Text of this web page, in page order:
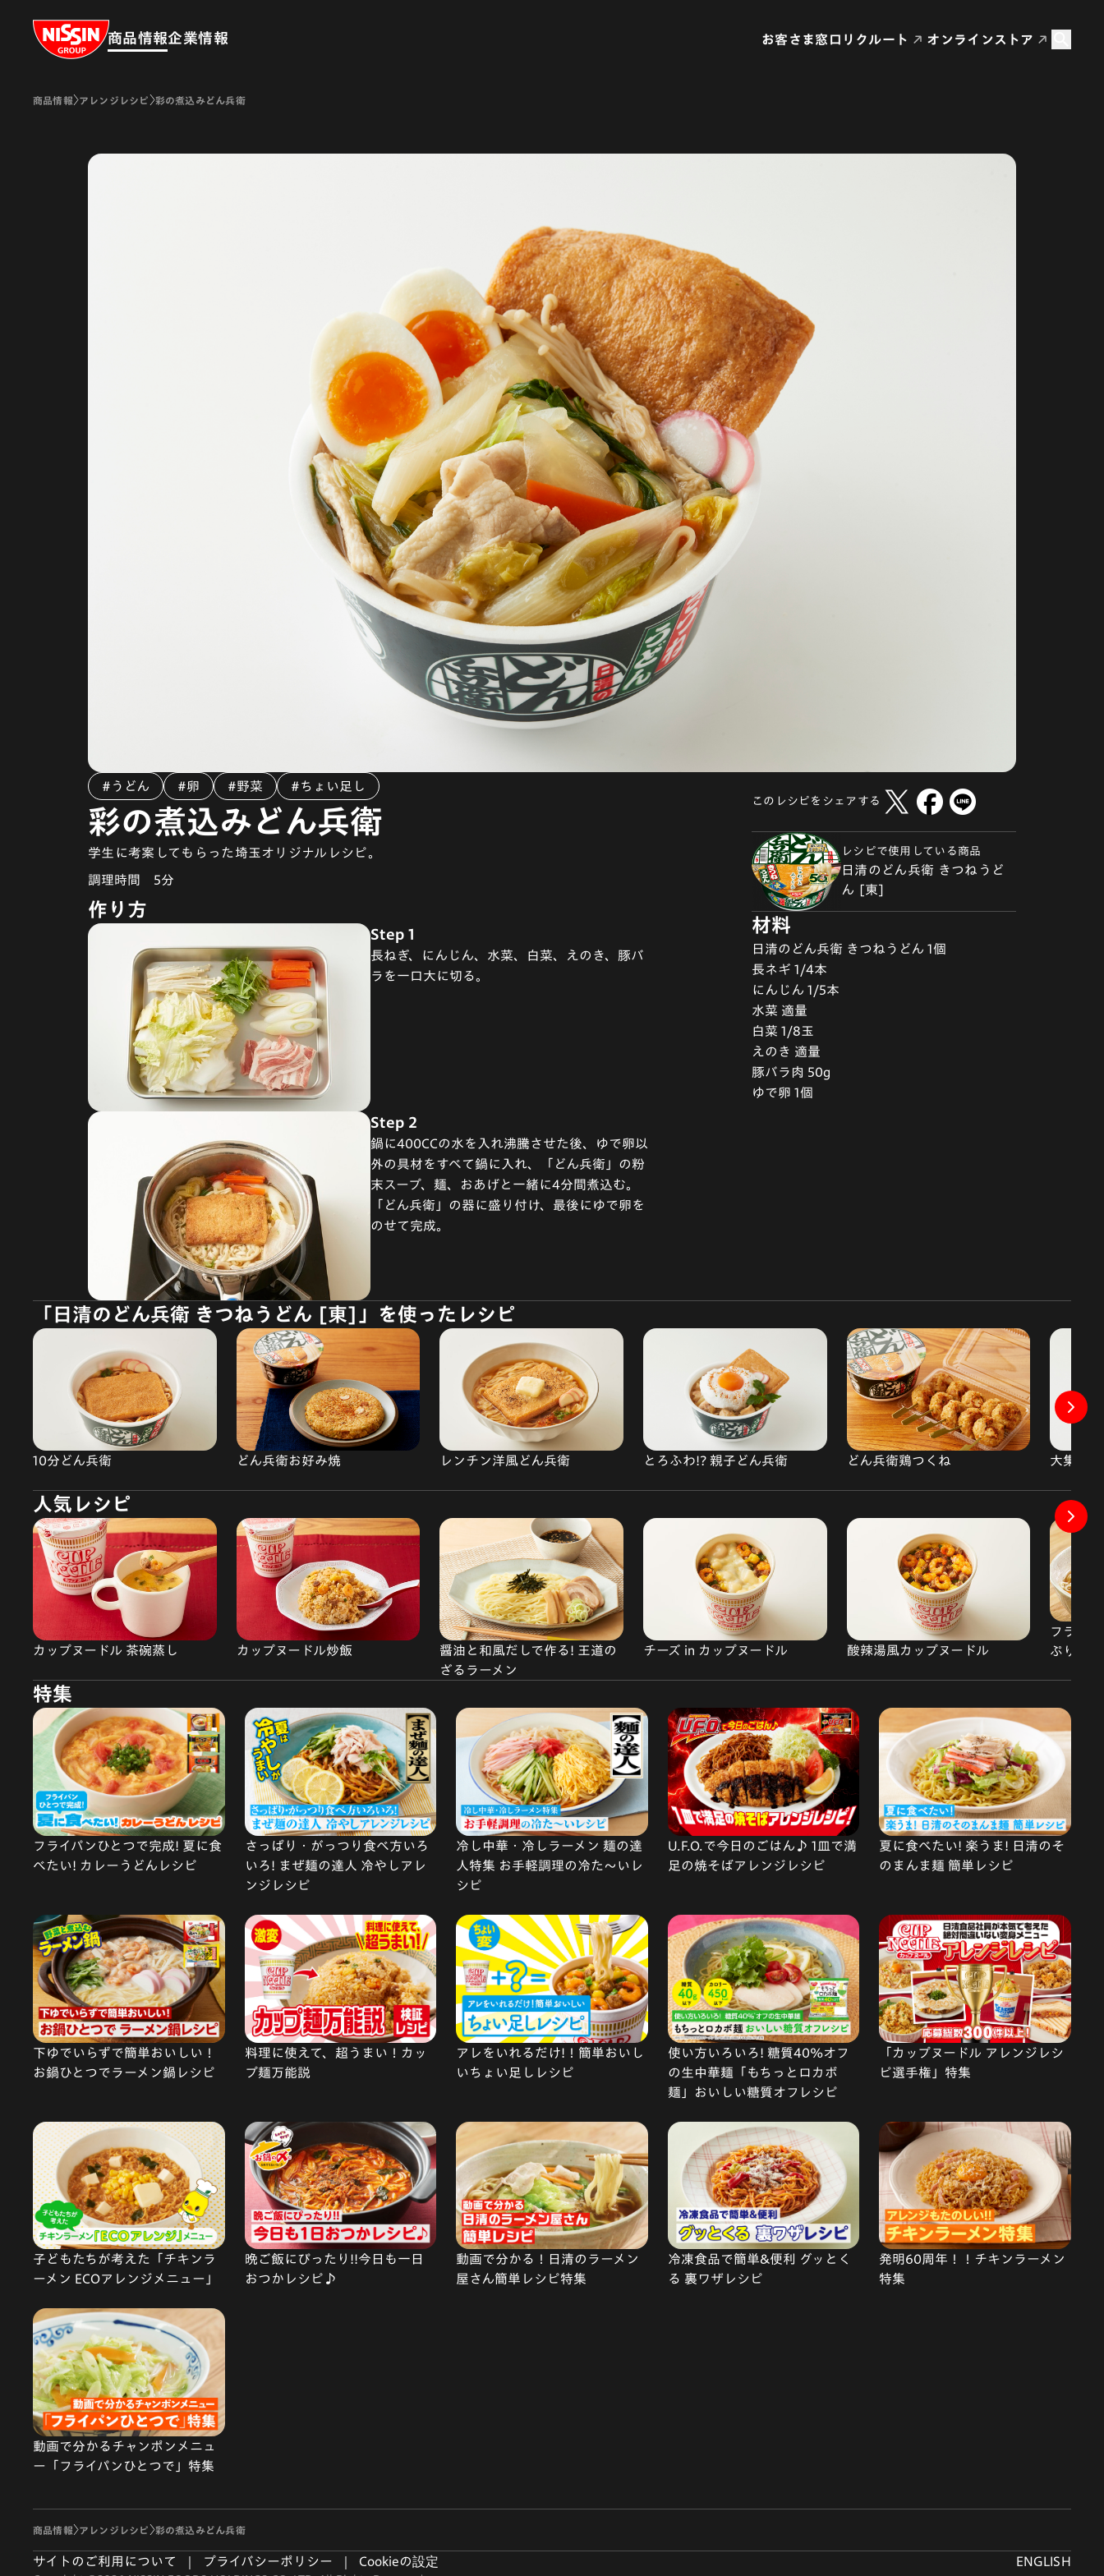
Nissin Group
商品情報企業情報 お客さま窓口 リクルート オンラインストア
商品情報 アレンジレシピ 彩の煮込みどん兵衛
#うどん #卵 #野菜 #ちょい足し
彩の煮込みどん兵衛
学生に考案してもらった埼玉オリジナルレシピ。
調理時間 5分
作り方
Step 1
長ねぎ、にんじん、水菜、白菜、えのき、豚バ
ラを一口大に切る。
Step 2
鍋に400CCの水を入れ沸騰させた後、ゆで卵以
外の具材をすべて鍋に入れ、「どん兵衛」の粉
末スープ、麺、おあげと一緒に4分間煮込む。
「どん兵衛」の器に盛り付け、最後にゆで卵を
のせて完成。
このレシピをシェアする
レシピで使用している商品
日清のどん兵衛 きつねうど
ん [東]
材料
日清のどん兵衛 きつねうどん 1個
長ネギ 1/4本
にんじん 1/5本
水菜 適量
白菜 1/8玉
えのき 適量
豚バラ肉 50g
ゆで卵 1個
「日清のどん兵衛 きつねうどん [東]」を使ったレシピ
10分どん兵衛 どん兵衛お好み焼 レンチン洋風どん兵衛 とろふわ!? 親子どん兵衛 どん兵衛鶏つくね 大集合!
人気レシピ
カップヌードル 茶碗蒸し カップヌードル炒飯
醤油と和風だしで作る! 王道の
ざるラーメン
チーズ in カップヌードル 酸辣湯風カップヌードル
フライ
ぷりラ
特集
フライパンひとつで完成! 夏に食
べたい! カレーうどんレシピ
さっぱり・がっつり食べ方いろ
いろ! まぜ麺の達人 冷やしアレ
ンジレシピ
冷し中華・冷しラーメン 麺の達
人特集 お手軽調理の冷た〜いレ
シピ
U.F.O.で今日のごはん♪ 1皿で満
足の焼そばアレンジレシピ
夏に食べたい! 楽うま! 日清のそ
のまんま麺 簡単レシピ
下ゆでいらずで簡単おいしい！
お鍋ひとつでラーメン鍋レシピ
料理に使えて、超うまい！カッ
プ麺万能説
アレをいれるだけ!！簡単おいし
いちょい足しレシピ
使い方いろいろ! 糖質40%オフ
の生中華麺「もちっとロカボ
麺」おいしい糖質オフレシピ
「カップヌードル アレンジレシ
ピ選手権」特集
子どもたちが考えた「チキンラ
ーメン ECOアレンジメニュー」
晩ご飯にぴったり!!今日も一日
おつかレシピ♪
動画で分かる！日清のラーメン
屋さん簡単レシピ特集
冷凍食品で簡単&便利 グッとく
る 裏ワザレシピ
発明60周年！！チキンラーメン
特集
動画で分かるチャンポンメニュ
ー「フライパンひとつで」特集
商品情報 アレンジレシピ 彩の煮込みどん兵衛
サイトのご利用について プライバシーポリシー Cookieの設定 ENGLISH